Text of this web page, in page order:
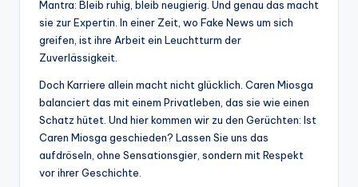
Mantra: Bleib ruhig, bleib neugierig. Und genau das macht
sie zur Expertin. In einer Zeit, wo Fake News um sich
greifen, ist ihre Arbeit ein Leuchtturm der
Zuverlässigkeit.
Doch Karriere allein macht nicht glücklich. Caren Miosga
balanciert das mit einem Privatleben, das sie wie einen
Schatz hütet. Und hier kommen wir zu den Gerüchten: Ist
Caren Miosga geschieden? Lassen Sie uns das
aufdröseln, ohne Sensationsgier, sondern mit Respekt
vor ihrer Geschichte.